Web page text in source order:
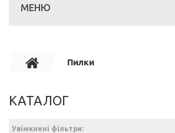
МЕНЮ
Пилки
КАТАЛОГ
Увімкнені фільтри: